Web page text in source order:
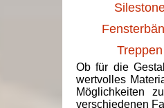
Ob für die
wertvolles
Möglichkeiten
verschiedenen